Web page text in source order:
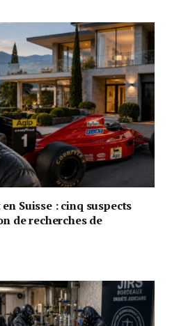
Suisse : cinq suspects
de recherches de